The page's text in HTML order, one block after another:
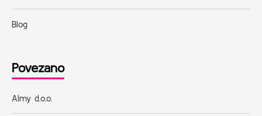
Blog
Povezano
Almy d.o.o.